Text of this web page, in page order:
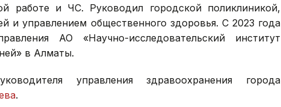
работе и ЧС. Руководил городской поликлиникой,
и управлением общественного здоровья. С 2023 года
АО «Научно-исследовательский институт
в Алматы.
управления здравоохранения города
.